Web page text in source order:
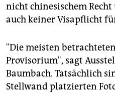
nicht chinesischem
auch keiner Visapflicht
"Die meisten
Provisorium", sagt
Baumbach. Tatsächlich
Stellwand platzierten